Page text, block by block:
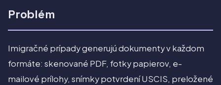
Problém
Imigračné prípady generujú dokumenty v každom
formáte: skenované PDF, fotky papierov, e-
mailové prílohy, snímky potvrdení USCIS, preložené